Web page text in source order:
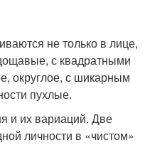
не только в лице,
с квадратными
округлое, с шикарным
пухлые.
и их вариаций. Две
личности в «чистом»